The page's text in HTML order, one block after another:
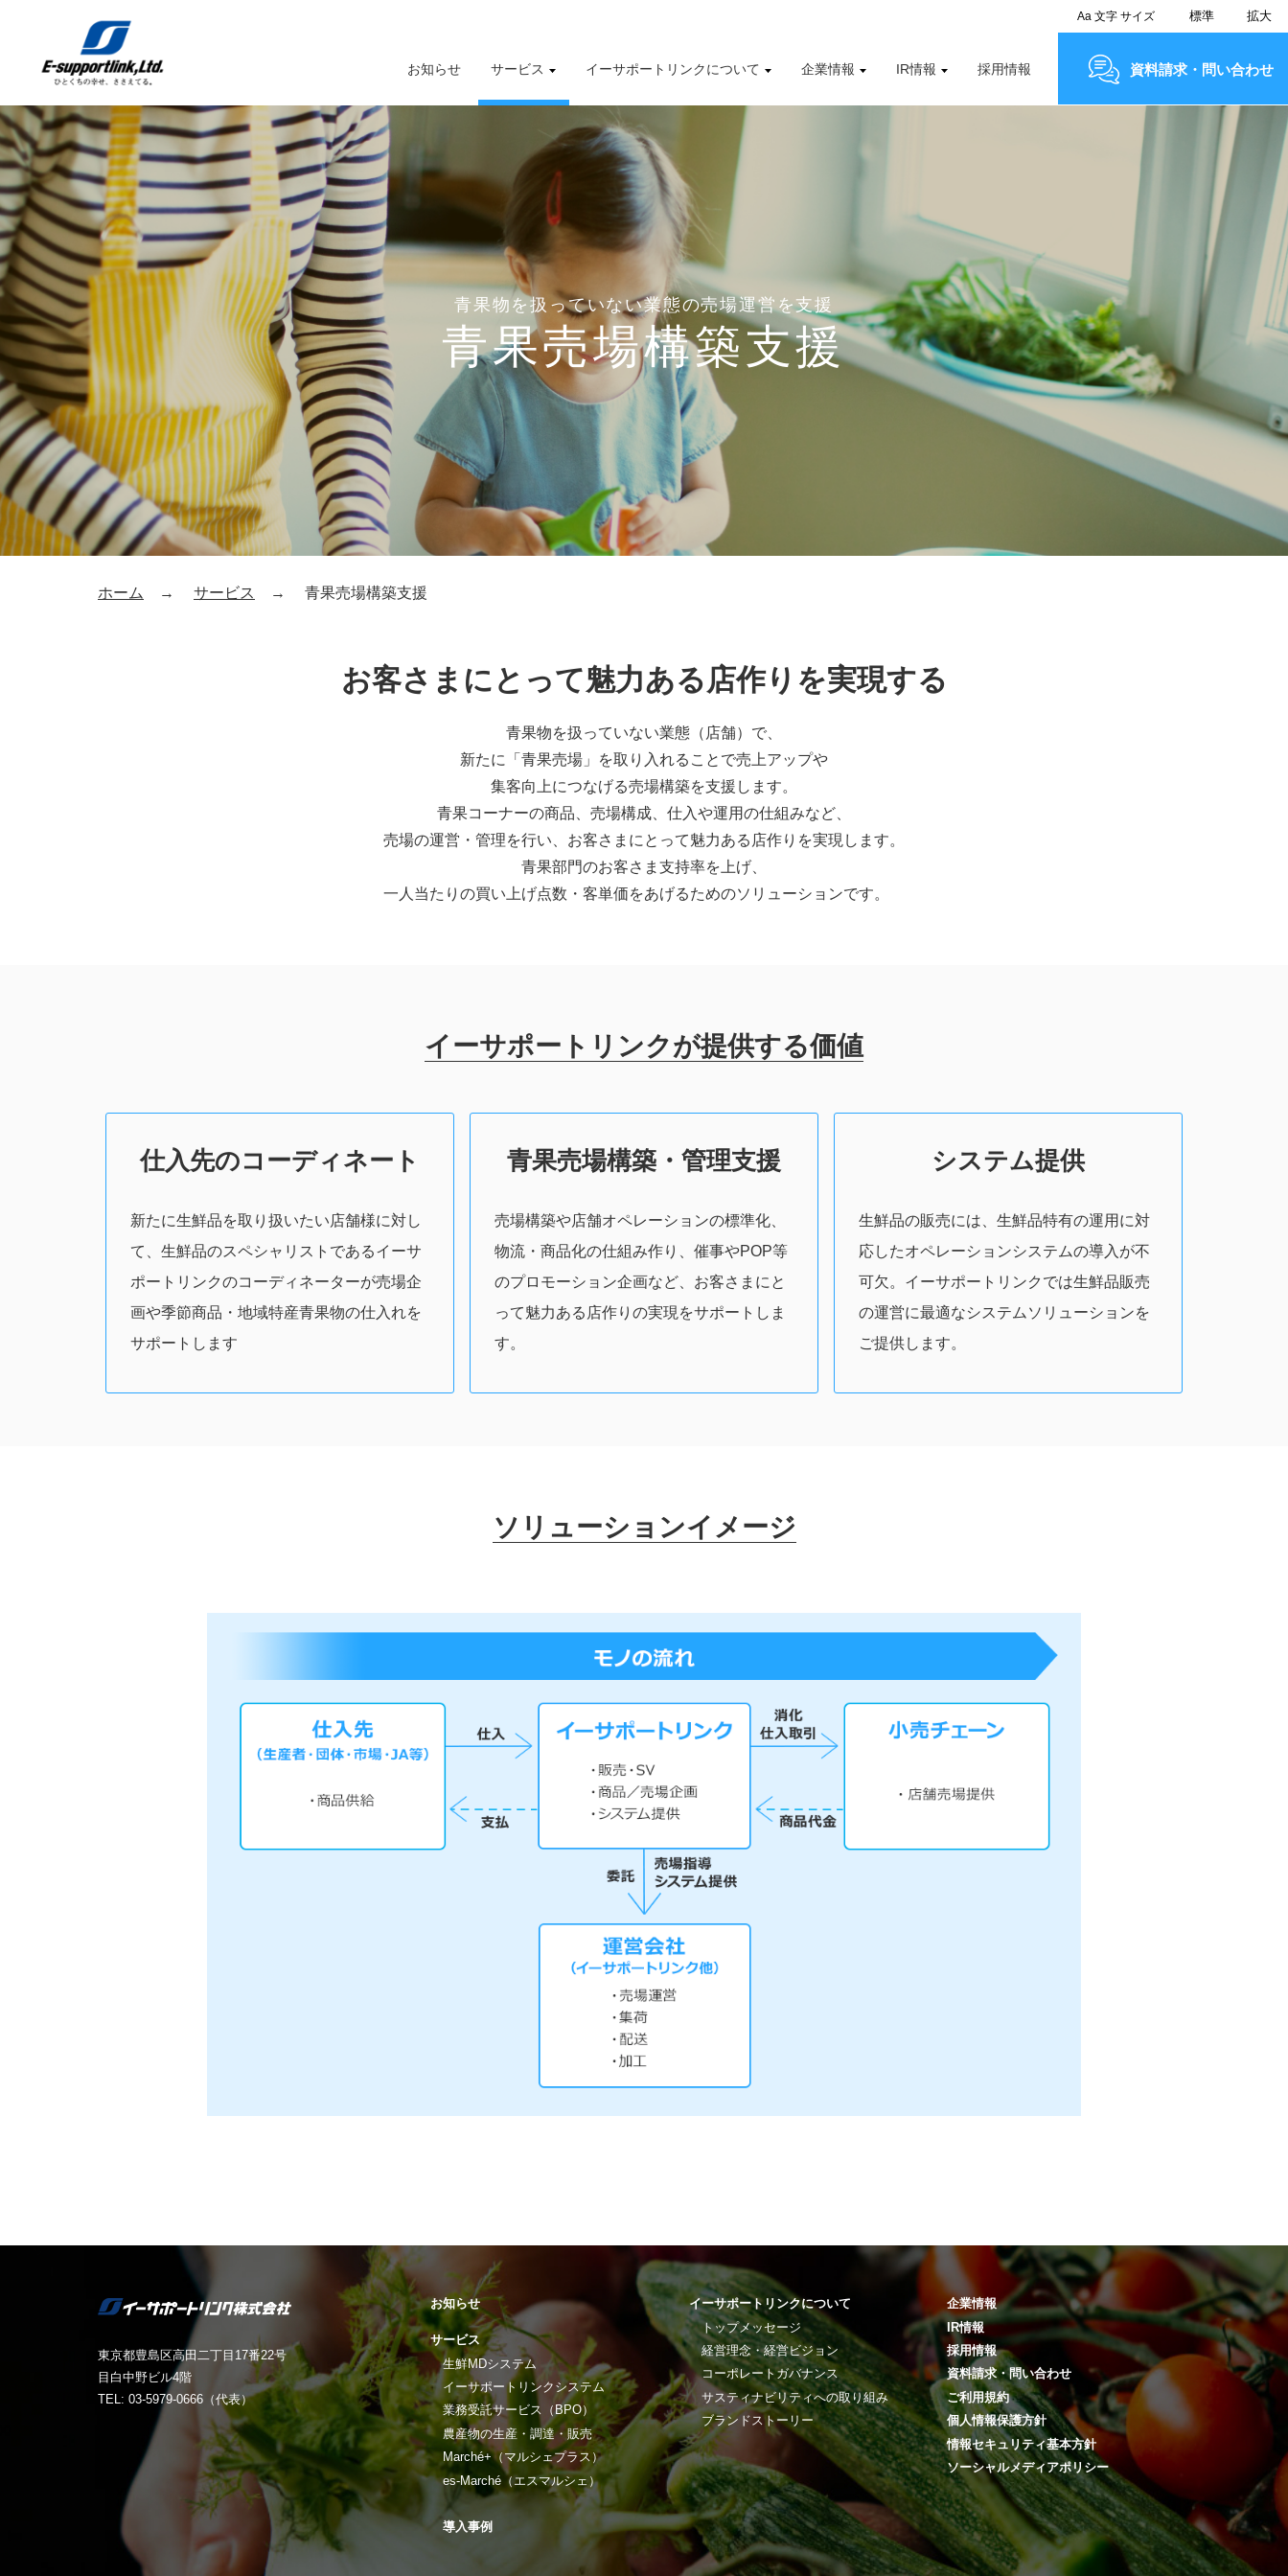
お知らせ サービス
サービスTOP
生鮮MDシステム
イーサポートリンクシステム
業務受託サービス（BPO）
農産物の生産・調達・販売
Marché+（マルシェプラス）
es-Marché（エスマルシェ）
導入事例
イーサポートリンクについて
イーサポートリンクについてTOP
トップメッセージ
経営理念・経営ビジョン
コーポレートガバナンス
サスティナビリティへの取り組み
ブランドストーリー
企業情報
企業情報TOP
企業概要
事業所案内
関係会社
これまでの歩み
IR情報
IR情報TOP
IRニュース
IRカレンダー
IRライブラリー
株式情報
有価証券報告書
財務業績ハイライト
採用情報
Aa文字サイズ 標準 拡大
資料請求・問い合わせ
青果物を扱っていない業態の売場運営を支援
青果売場構築支援
ホーム サービス 青果売場構築支援
お客さまにとって魅力ある店作りを実現する
青果物を扱っていない業態（店舗）で、
新たに「青果売場」を取り入れることで売上アップや
集客向上につなげる売場構築を支援します。
青果コーナーの商品、売場構成、仕入や運用の仕組みなど、
売場の運営・管理を行い、お客さまにとって魅力ある店作りを実現します。
青果部門のお客さま支持率を上げ、
一人当たりの買い上げ点数・客単価をあげるためのソリューションです。
イーサポートリンクが提供する価値
仕入先のコーディネート
新たに生鮮品を取り扱いたい店舗様に対し
て、生鮮品のスペシャリストであるイーサ
ポートリンクのコーディネーターが売場企
画や季節商品・地域特産青果物の仕入れを
サポートします
青果売場構築・管理支援
売場構築や店舗オペレーションの標準化、
物流・商品化の仕組み作り、催事やPOP等
のプロモーション企画など、お客さまにと
って魅力ある店作りの実現をサポートしま
す。
システム提供
生鮮品の販売には、生鮮品特有の運用に対
応したオペレーションシステムの導入が不
可欠。イーサポートリンクでは生鮮品販売
の運営に最適なシステムソリューションを
ご提供します。
ソリューションイメージ
東京都豊島区高田二丁目17番22号
目白中野ビル4階
TEL: 03-5979-0666（代表）
お知らせ
サービス
生鮮MDシステム
イーサポートリンクシステム
業務受託サービス（BPO）
農産物の生産・調達・販売
Marché+（マルシェプラス）
es-Marché（エスマルシェ）
導入事例
イーサポートリンクについて
トップメッセージ
経営理念・経営ビジョン
コーポレートガバナンス
サスティナビリティへの取り組み
ブランドストーリー
企業情報
IR情報
採用情報
資料請求・問い合わせ
ご利用規約
個人情報保護方針
情報セキュリティ基本方針
ソーシャルメディアポリシー